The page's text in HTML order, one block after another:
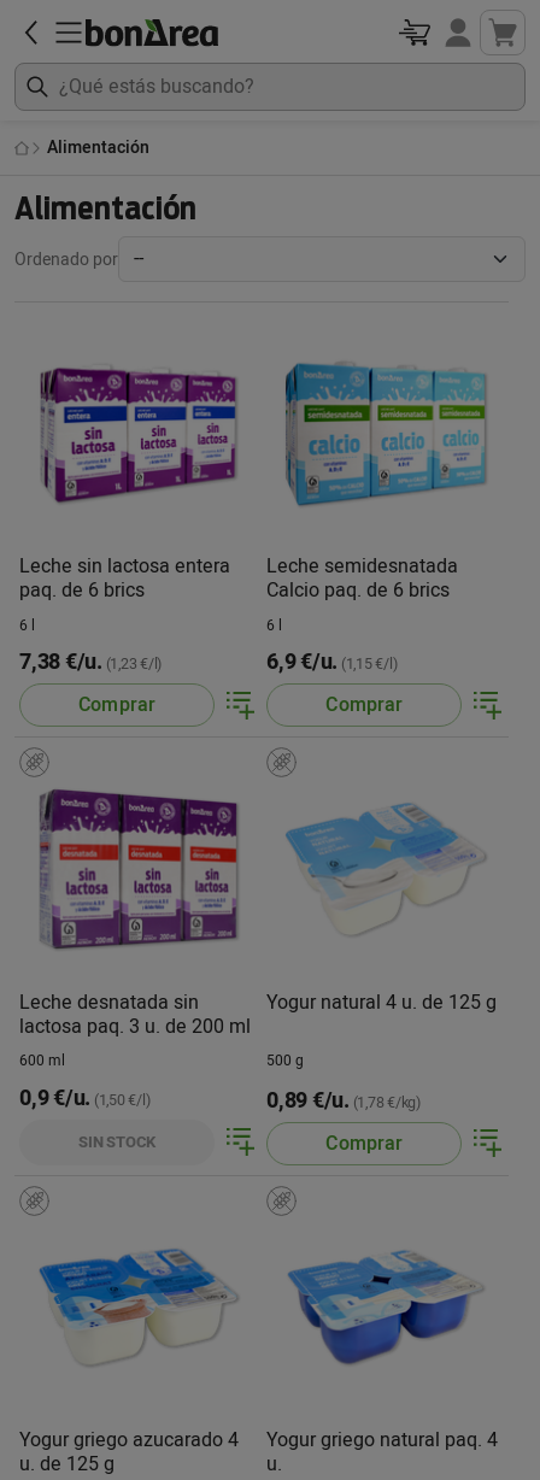
Alimentación
Alimentación
Ordenado por
Leche sin lactosa entera
paq. de 6 brics
6 l
7,38 €/u. (1,23 €/l)
Comprar
Leche semidesnatada
Calcio paq. de 6 brics
6 l
6,9 €/u. (1,15 €/l)
Comprar
Leche desnatada sin
lactosa paq. 3 u. de 200 ml
600 ml
0,9 €/u. (1,50 €/l)
SIN STOCK
Yogur natural 4 u. de 125 g
500 g
0,89 €/u. (1,78 €/kg)
Comprar
Yogur griego azucarado 4
u. de 125 g
Yogur griego natural paq. 4
u.